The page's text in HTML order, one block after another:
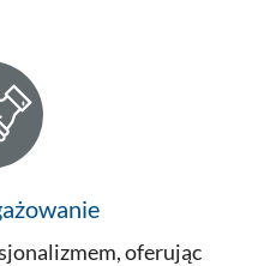
oferując